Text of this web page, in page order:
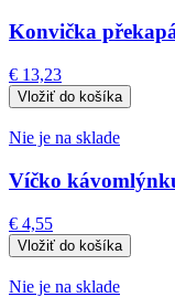
Konvička
€ 13,23
Nie je na sklade
Víčko
€ 4,55
Nie je na sklade